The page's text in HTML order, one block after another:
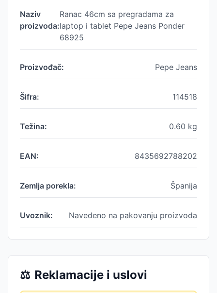
Naziv
proizvoda:
Ranac 46cm sa pregradama za
laptop i tablet Pepe Jeans Ponder
68925
Proizvođač: Pepe Jeans
Šifra: 114518
Težina: 0.60 kg
EAN: 8435692788202
Zemlja porekla: Španija
Uvoznik: Navedeno na pakovanju proizvoda
⚖️ Reklamacije i uslovi